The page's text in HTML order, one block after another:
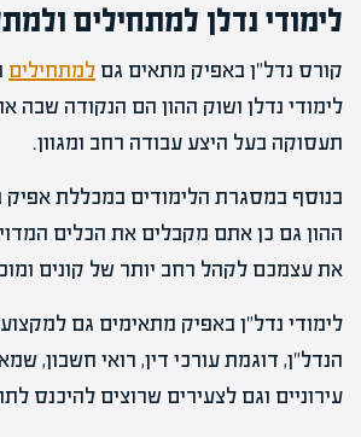
לימודי נדלן למתחילים
קורס נדל"ן באפיק מתאים גם למתחילים
לימודי נדלן ושוק ההון הם הנקודה שבה
תעסוקה בעל היצע עבודה רחב ומגוון.
בנוסף במסגרת הלימודים במכללת אפיק
ההון גם כן אתם מקבלים את הכלים
את עצמכם לקהל רחב יותר של קונים
לימודי נדל"ן באפיק מתאימים גם
הנדל"ן, דוגמת עורכי דין, רואי חשבון,
עירוניים וגם לצעירים שרוצים להיכנס